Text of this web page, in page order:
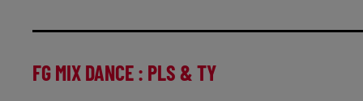
FG MIX DANCE : PLS & TY